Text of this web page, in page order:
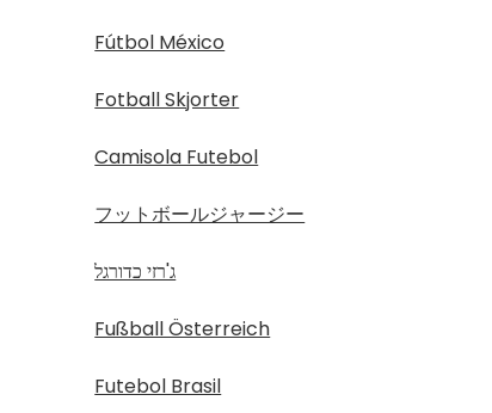
Fútbol México
Fotball Skjorter
Camisola Futebol
フットボールジャージー
ג'רזי כדורגל
Fußball Österreich
Futebol Brasil